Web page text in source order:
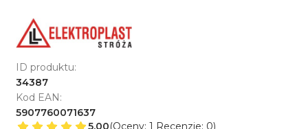
ID produktu:
34387
Kod EAN:
5907760071637
5.00(Oceny: 1 Recenzje: 0)